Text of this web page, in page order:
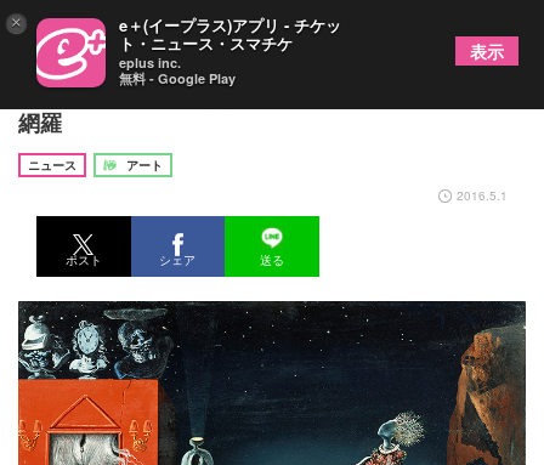
『ダリ展』に約200点、初期から晩年までの作品を
網羅
ニュース
アート
2016.5.1
ポスト シェア 送る
× e＋(イープラス)アプリ - チケッ
ト・ニュース・スマチケ
eplus inc.
無料 - Google Play
表示